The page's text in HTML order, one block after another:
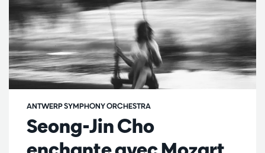
Seong-Jin Cho
ANTWERP SYMPHONY ORCHESTRA